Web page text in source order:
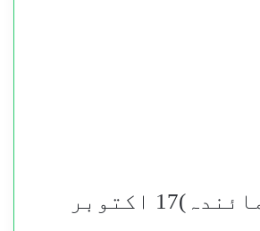
چترال (نمائندہ)17 اکتوبر